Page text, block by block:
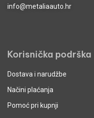
info@metaliaauto.hr
Korisnička podrška
Dostava i narudžbe
Načini plaćanja
Pomoć pri kupnji